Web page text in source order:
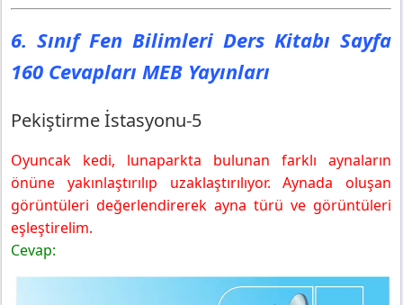
6. Sınıf Fen Bilimleri Ders Kitabı Sayfa
160 Cevapları MEB Yayınları
Pekiştirme İstasyonu-5
Oyuncak kedi, lunaparkta bulunan farklı aynaların
önüne yakınlaştırılıp uzaklaştırılıyor. Aynada oluşan
görüntüleri değerlendirerek ayna türü ve görüntüleri
eşleştirelim.
Cevap: